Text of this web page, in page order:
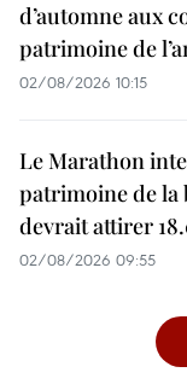
d’automne aux
patrimoine de
02/08/2026 10:15
Le Marathon
patrimoine de la
devrait attirer
02/08/2026 09:55